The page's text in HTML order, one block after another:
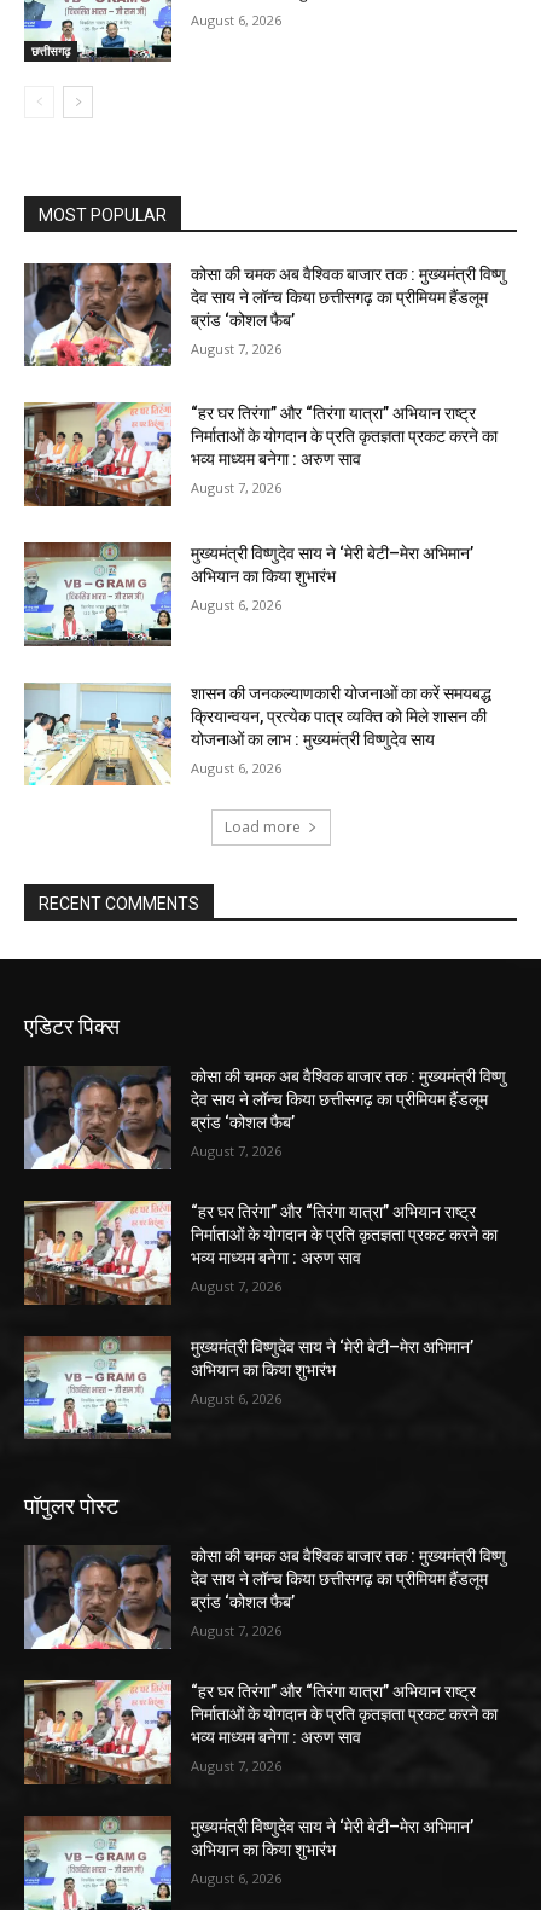
छत्तीसगढ़
August 6, 2026
MOST POPULAR
कोसा की चमक अब वैश्विक बाजार तक : मुख्यमंत्री विष्णु
देव साय ने लॉन्च किया छत्तीसगढ़ का प्रीमियम हैंडलूम
ब्रांड ‘कोशल फैब’
August 7, 2026
“हर घर तिरंगा” और “तिरंगा यात्रा” अभियान राष्ट्र
निर्माताओं के योगदान के प्रति कृतज्ञता प्रकट करने का
भव्य माध्यम बनेगा : अरुण साव
August 7, 2026
मुख्यमंत्री विष्णुदेव साय ने ‘मेरी बेटी–मेरा अभिमान’
अभियान का किया शुभारंभ
August 6, 2026
शासन की जनकल्याणकारी योजनाओं का करें समयबद्ध
क्रियान्वयन, प्रत्येक पात्र व्यक्ति को मिले शासन की
योजनाओं का लाभ : मुख्यमंत्री विष्णुदेव साय
August 6, 2026
Load more
RECENT COMMENTS
एडिटर पिक्स
कोसा की चमक अब वैश्विक बाजार तक : मुख्यमंत्री विष्णु
देव साय ने लॉन्च किया छत्तीसगढ़ का प्रीमियम हैंडलूम
ब्रांड ‘कोशल फैब’
August 7, 2026
“हर घर तिरंगा” और “तिरंगा यात्रा” अभियान राष्ट्र
निर्माताओं के योगदान के प्रति कृतज्ञता प्रकट करने का
भव्य माध्यम बनेगा : अरुण साव
August 7, 2026
मुख्यमंत्री विष्णुदेव साय ने ‘मेरी बेटी–मेरा अभिमान’
अभियान का किया शुभारंभ
August 6, 2026
पॉपुलर पोस्ट
कोसा की चमक अब वैश्विक बाजार तक : मुख्यमंत्री विष्णु
देव साय ने लॉन्च किया छत्तीसगढ़ का प्रीमियम हैंडलूम
ब्रांड ‘कोशल फैब’
August 7, 2026
“हर घर तिरंगा” और “तिरंगा यात्रा” अभियान राष्ट्र
निर्माताओं के योगदान के प्रति कृतज्ञता प्रकट करने का
भव्य माध्यम बनेगा : अरुण साव
August 7, 2026
मुख्यमंत्री विष्णुदेव साय ने ‘मेरी बेटी–मेरा अभिमान’
अभियान का किया शुभारंभ
August 6, 2026